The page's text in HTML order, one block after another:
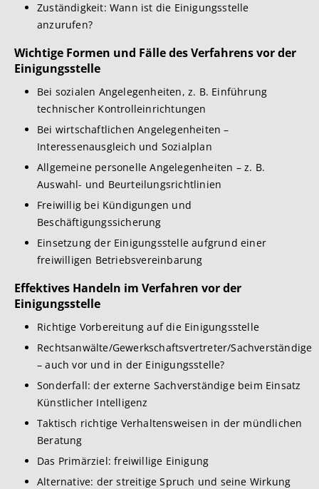
Zuständigkeit: Wann ist die Einigungsstelle
anzurufen?
Wichtige Formen und Fälle des Verfahrens vor der
Einigungsstelle
Bei sozialen Angelegenheiten, z. B. Einführung
technischer Kontrolleinrichtungen
Bei wirtschaftlichen Angelegenheiten –
Interessenausgleich und Sozialplan
Allgemeine personelle Angelegenheiten – z. B.
Auswahl- und Beurteilungsrichtlinien
Freiwillig bei Kündigungen und
Beschäftigungssicherung
Einsetzung der Einigungsstelle aufgrund einer
freiwilligen Betriebsvereinbarung
Effektives Handeln im Verfahren vor der
Einigungsstelle
Richtige Vorbereitung auf die Einigungsstelle
Rechtsanwälte/Gewerkschaftsvertreter/Sachverständige
– auch vor und in der Einigungsstelle?
Sonderfall: der externe Sachverständige beim Einsatz
Künstlicher Intelligenz
Taktisch richtige Verhaltensweisen in der mündlichen
Beratung
Das Primärziel: freiwillige Einigung
Alternative: der streitige Spruch und seine Wirkung